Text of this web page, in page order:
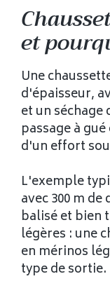
et
Une
d'épaisseur,
et un
passage à
d'un effort
L'exemple
avec 300 m
balisé et bien
légères : une
en mérinos
type de sortie.